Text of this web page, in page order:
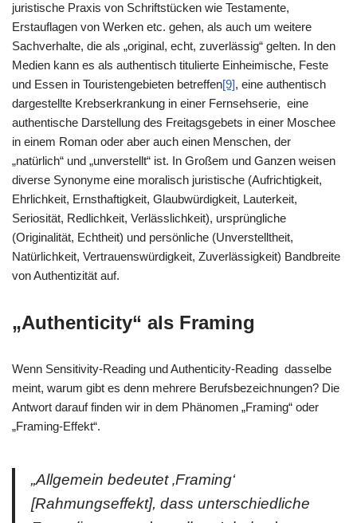
juristische Praxis von Schriftstücken wie Testamente,
Erstauflagen von Werken etc. gehen, als auch um weitere
Sachverhalte, die als „original, echt, zuverlässig“ gelten. In den
Medien kann es als authentisch titulierte Einheimische, Feste
und Essen in Touristengebieten betreffen[9], eine authentisch
dargestellte Krebserkrankung in einer Fernsehserie, eine
authentische Darstellung des Freitagsgebets in einer Moschee
in einem Roman oder aber auch einen Menschen, der
„natürlich“ und „unverstellt“ ist. In Großem und Ganzen weisen
diverse Synonyme eine moralisch juristische (Aufrichtigkeit,
Ehrlichkeit, Ernsthaftigkeit, Glaubwürdigkeit, Lauterkeit,
Seriosität, Redlichkeit, Verlässlichkeit), ursprüngliche
(Originalität, Echtheit) und persönliche (Unverstelltheit,
Natürlichkeit, Vertrauenswürdigkeit, Zuverlässigkeit) Bandbreite
von Authentizität auf.
„Authenticity“ als Framing
Wenn Sensitivity-Reading und Authenticity-Reading dasselbe
meint, warum gibt es denn mehrere Berufsbezeichnungen? Die
Antwort darauf finden wir in dem Phänomen „Framing“ oder
„Framing-Effekt“.
„Allgemein bedeutet ‚Framing‘
[Rahmungseffekt], dass unterschiedliche